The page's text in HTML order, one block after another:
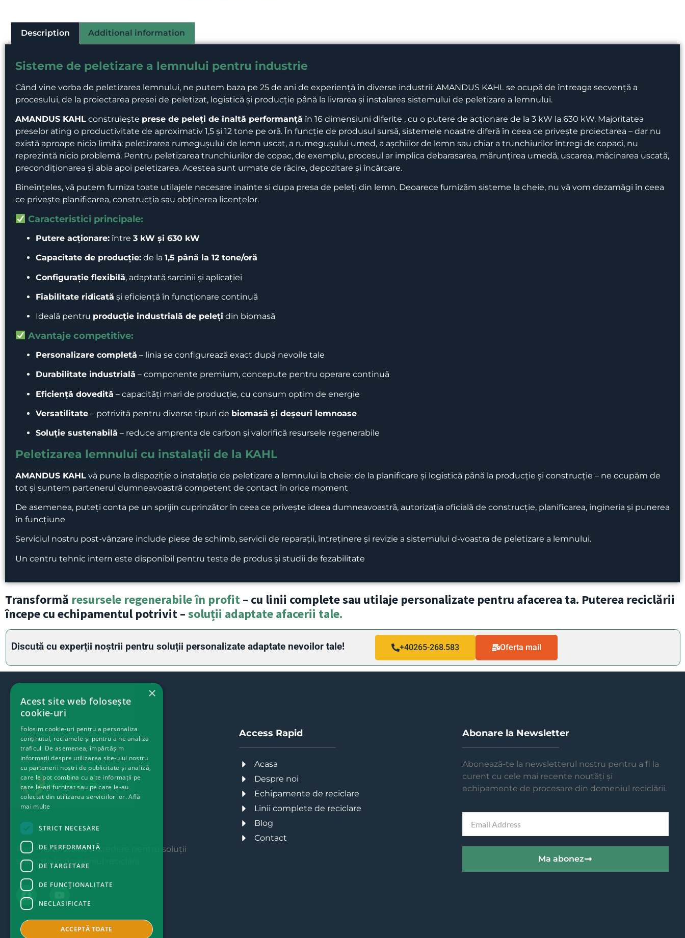
Description Additional information
Sisteme de peletizare a lemnului pentru industrie
Când vine vorba de peletizarea lemnului, ne putem baza pe 25 de ani de experiență în diverse industrii: AMANDUS KAHL se ocupă de întreaga secvență a
procesului, de la proiectarea presei de peletizat, logistică și producție până la livrarea și instalarea sistemului de peletizare a lemnului.
AMANDUS KAHL construiește prese de peleți de înaltă performanță în 16 dimensiuni diferite , cu o putere de acționare de la 3 kW la 630 kW. Majoritatea
preselor ating o productivitate de aproximativ 1,5 și 12 tone pe oră. În funcție de produsul sursă, sistemele noastre diferă în ceea ce privește proiectarea – dar nu
există aproape nicio limită: peletizarea rumegușului de lemn uscat, a rumegușului umed, a așchiilor de lemn sau chiar a trunchiurilor întregi de copaci, nu
reprezintă nicio problemă. Pentru peletizarea trunchiurilor de copac, de exemplu, procesul ar implica debarasarea, mărunțirea umedă, uscarea, măcinarea uscată,
precondiționarea și abia apoi peletizarea. Acestea sunt urmate de răcire, depozitare și încărcare.
Bineînțeles, vă putem furniza toate utilajele necesare inainte si dupa presa de peleți din lemn. Deoarece furnizăm sisteme la cheie, nu vă vom dezamăgi în ceea
ce privește planificarea, construcția sau obținerea licențelor.
Caracteristici principale:
Putere acționare: între 3 kW și 630 kW
Capacitate de producție: de la 1,5 până la 12 tone/oră
Configurație flexibilă, adaptată sarcinii și aplicației
Fiabilitate ridicată și eficiență în funcționare continuă
Ideală pentru producție industrială de peleți din biomasă
Avantaje competitive:
Personalizare completă – linia se configurează exact după nevoile tale
Durabilitate industrială – componente premium, concepute pentru operare continuă
Eficiență dovedită – capacități mari de producție, cu consum optim de energie
Versatilitate – potrivită pentru diverse tipuri de biomasă și deșeuri lemnoase
Soluție sustenabilă – reduce amprenta de carbon și valorifică resursele regenerabile
Peletizarea lemnului cu instalații de la KAHL
AMANDUS KAHL vă pune la dispoziție o instalație de peletizare a lemnului la cheie: de la planificare și logistică până la producție și construcție – ne ocupăm de
tot și suntem partenerul dumneavoastră competent de contact în orice moment
De asemenea, puteți conta pe un sprijin cuprinzător în ceea ce privește ideea dumneavoastră, autorizația oficială de construcție, planificarea, ingineria și punerea
în funcțiune
Serviciul nostru post-vânzare include piese de schimb, servicii de reparații, întreținere și revizie a sistemului d-voastra de peletizare a lemnului.
Un centru tehnic intern este disponibil pentru teste de produs și studii de fezabilitate
Transformă resursele regenerabile în profit– cu linii complete sau utilaje personalizate pentru afacerea ta. Puterea reciclării
începe cu echipamentul potrivit –soluții adaptate afacerii tale.
Discută cu experții noștrii pentru soluții personalizate adaptate nevoilor tale! +40265-268.583 Oferta mail
Partenerul tău de încredere pentru soluții
eficiente în domeniul reciclării.
Access Rapid
Acasa
Despre noi
Echipamente de reciclare
Linii complete de reciclare
Blog
Contact
Abonare la Newsletter
Abonează-te la newsletterul nostru pentru a fi la
curent cu cele mai recente noutăți și
echipamente de procesare din domeniul reciclării.
Ma abonez
×
Acest site web folosește
cookie-uri
Folosim cookie-uri pentru a personaliza
conținutul, reclamele și pentru a ne analiza
traficul. De asemenea, împărtășim
informații despre utilizarea site-ului nostru
cu partenerii noștri de publicitate și analiză,
care le pot combina cu alte informații pe
care le-ați furnizat sau pe care le-au
colectat din utilizarea serviciilor lor.Află
mai multe
STRICT NECESARE
DE PERFORMANȚĂ
DE TARGETARE
DE FUNCŢIONALITATE
NECLASIFICATE
ACCEPTĂ TOATE